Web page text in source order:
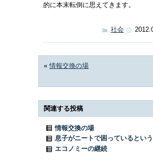
的に本末転倒に思えてきます。
社会
«情報交換の場
関連する投稿
情報交換の場
息子がニートで困っているとい
エコノミーの継続